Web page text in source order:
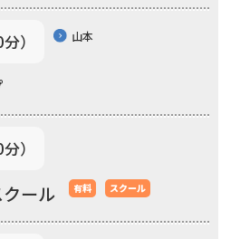
） 山本
）
ール 有料 スクール
top
if
an